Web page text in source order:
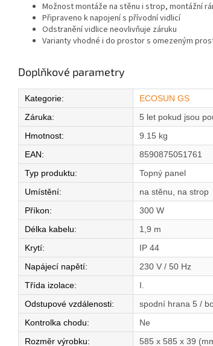
Možnost montáže na stěnu i strop, montážní
Připraveno k napojení s přívodní vidlicí
Odstranění vidlice neovlivňuje záruku
Varianty vhodné i do prostor s omezeným
Doplňkové parametry
Kategorie:
ECOSUN GS
Záruka:
5 let pokud jsou
Hmotnost:
9.15 kg
EAN:
8590875051761
Typ produktu:
Topný panel
Umístění:
na stěnu, na strop
Příkon:
300 W
Délka kabelu:
1,9 m
Krytí:
IP 44
Napájecí napětí:
230 V / 50 Hz
Třída izolace:
I.
Odstupové vzdálenosti:
spodní hrana 5 /
Kontrolka chodu:
Ne
Rozměr výrobku: 585 x 585 x 39